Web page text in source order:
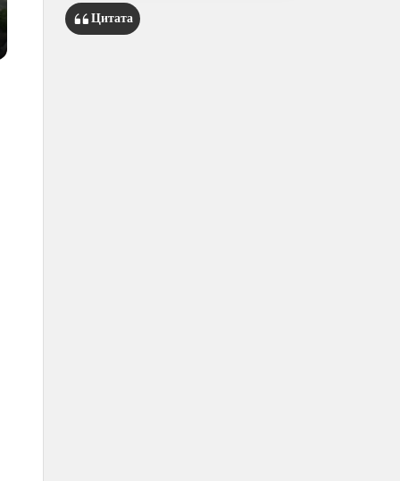
Наиболее значимые исторические
археологические объекты
Цитата